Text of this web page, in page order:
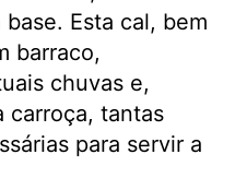
Esta cal, bem
barraco,
chuvas e,
carroça, tantas
para servir a